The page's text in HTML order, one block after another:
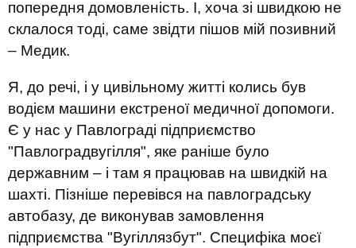
попередня домовленість. І, хоча зі швидкою не
склалося тоді, саме звідти пішов мій позивний
– Медик.
Я, до речі, і у цивільному житті колись був
водієм машини екстреної медичної допомоги.
Є у нас у Павлограді підприємство
"Павлоградвугілля", яке раніше було
державним – і там я працював на швидкій на
шахті. Пізніше перевівся на павлоградську
автобазу, де виконував замовлення
підприємства "Вугіллязбут". Специфіка моєї